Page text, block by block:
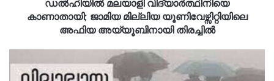
ഡൽഹിയിൽ മലയാളി വിദ്യാർത്ഥിനിയെ
കാണാതായി; ജാമിയ മില്ലിയ യൂണിവേഴ്സിറ്റിയിലെ
അഫിയ അയ്യൂബിനായി തിരച്ചിൽ